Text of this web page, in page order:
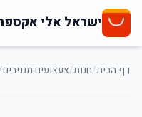
ישראל אלי
דף הבית/חנות/צעצועים מגניבים/